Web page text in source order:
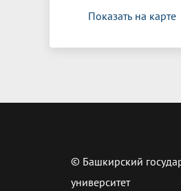
Показать на карте
© Башкирский
университет